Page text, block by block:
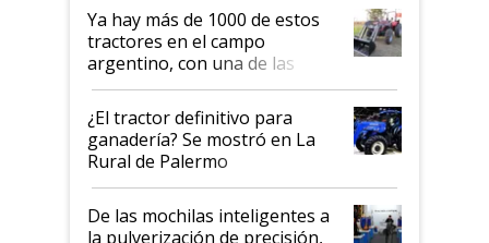
contratistas invirtiendo miles
de dólares en drones de última
generación que luego eran
transportados de forma
precaria"
Ya hay más de 1000 de estos
tractores en el campo
argentino, con una de las
estructuras de fabricación más
integradas del mundo
¿El tractor definitivo para
ganadería? Se mostró en La
Rural de Palermo
De las mochilas inteligentes a
la pulverización de precisión,